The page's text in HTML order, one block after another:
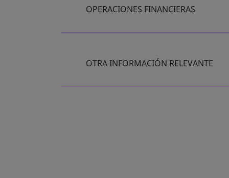
OPERACIONES FINANCIERAS
OTRA INFORMACIÓN RELEVANTE